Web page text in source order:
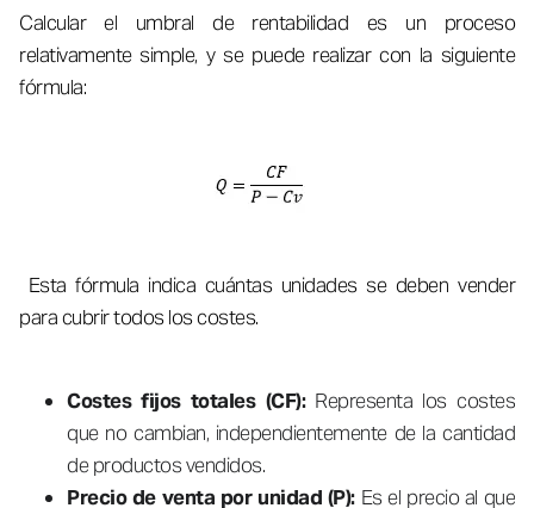
Calcular el umbral de rentabilidad es un proceso
relativamente simple, y se puede realizar con la siguiente
fórmula:
​ Esta fórmula indica cuántas unidades se deben vender
para cubrir todos los costes.
Costes fijos totales (CF):Representa los costes
que no cambian, independientemente de la cantidad
de productos vendidos.
Precio de venta por unidad (P): Es el precio al que